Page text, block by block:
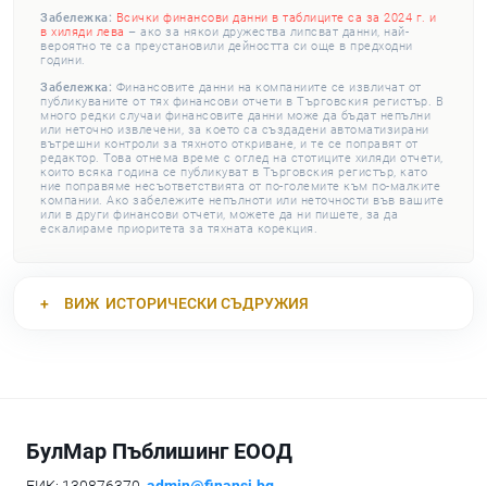
Забележка: Всички финансови данни в таблиците са за 2024 г. и
в хиляди лева – ако за някои дружества липсват данни, най-
вероятно те са преустановили дейността си още в предходни
години.
Забележка: Финансовите данни на компаниите се извличат от
публикуваните от тях финансови отчети в Търговския регистър. В
много редки случаи финансовите данни може да бъдат непълни
или неточно извлечени, за което са създадени автоматизирани
вътрешни контроли за тяхното откриване, и те се поправят от
редактор. Това отнема време с оглед на стотиците хиляди отчети,
които всяка година се публикуват в Търговския регистър, като
ние поправяме несъответствията от по-големите към по-малките
компании. Ако забележите непълноти или неточности във вашите
или в други финансови отчети, можете да ни пишете, за да
ескалираме приоритета за тяхната корекция.
ВИЖ ИСТОРИЧЕСКИ СЪДРУЖИЯ
БулМар Пъблишинг ЕООД